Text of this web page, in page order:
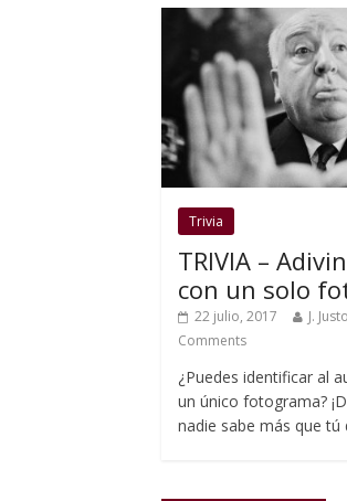
Trivia
TRIVIA –
con un solo
22 julio, 2017 J.
Comments
¿Puedes identificar al
un único fotograma?
nadie sabe más que tú